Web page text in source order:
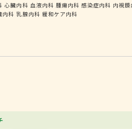
心臓内科 血液内科 腫瘍内科 感染症内科 内視鏡
内科 乳腺内科 緩和ケア内科